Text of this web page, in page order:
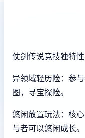
仗剑传说竞技独特性
异领域轻历险：参
图，寻宝探险。
悠闲放置玩法：核
与者可以悠闲成长。